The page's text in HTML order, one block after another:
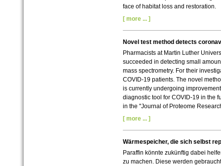
face of habitat loss and restoration.
[ more ... ]
Novel test method detects
Pharmacists at Martin Luther
succeeded in detecting small
mass spectrometry. For their
COVID-19 patients. The novel
is currently undergoing
diagnostic tool for COVID-19 in the
in the "Journal of Proteome
[ more ... ]
Wärmespeicher, die sich selbst
Paraffin könnte zukünftig dabei
zu machen. Diese werden